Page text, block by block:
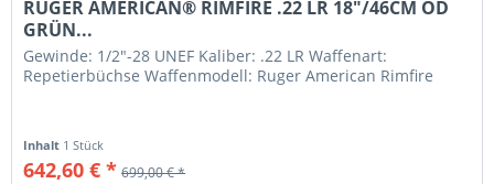
RUGER AMERICAN® RIMFIRE .22 LR 18"/46CM OD
GRÜN...
Gewinde: 1/2"-28 UNEF Kaliber: .22 LR Waffenart:
Repetierbüchse Waffenmodell: Ruger American Rimfire
Inhalt 1 Stück
642,60 € * 699,00 € *